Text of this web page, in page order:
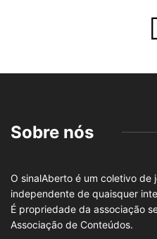
Sobre nós
O sinalAberto é um coletivo de
independente de quaisquer
É propriedade da associação
Associação de Conteúdos.